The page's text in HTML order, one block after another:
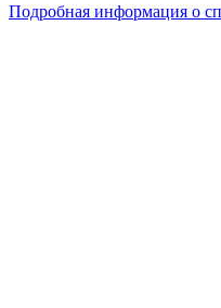
Подробная информация о